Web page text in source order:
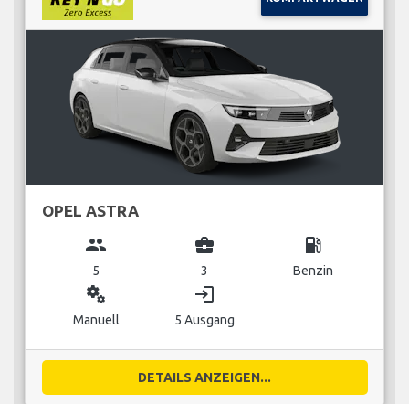
OPEL ASTRA
group
5
business_center
3
local_gas_station
Benzin
miscellaneous_services
Manuell
login
5 Ausgang
DETAILS ANZEIGEN...